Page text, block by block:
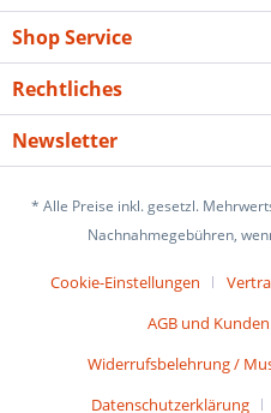
Shop Service
Rechtliches
Newsletter
* Alle Preise inkl. gesetzl.
Nachnahmegebühren,
Cookie-Einstellungen
AGB und
Widerrufsbelehrung /
Datenschutzerklärung